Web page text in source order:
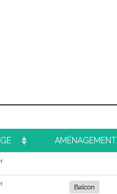
AMÉNAGEMENT
Balcon